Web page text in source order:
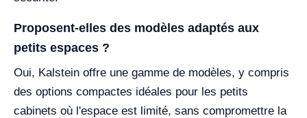
Proposent-elles des modèles adaptés aux
petits espaces ?
Oui, Kalstein offre une gamme de modèles, y compris
des options compactes idéales pour les petits
cabinets où l'espace est limité, sans compromettre la